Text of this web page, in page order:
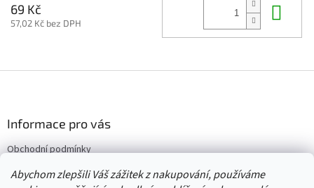
Abychom zlepšili Váš zážitek z nakupování, používáme
69 Kč
57,02 Kč bez DPH
í
Informace pro vás
Obchodní podmínky
Vrácení/výměna/reklamace
Velkoobchod